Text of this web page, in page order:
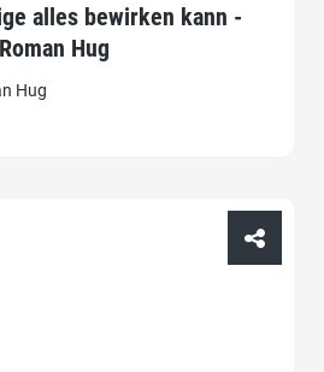
alles bewirken kann -
Hug
Hug